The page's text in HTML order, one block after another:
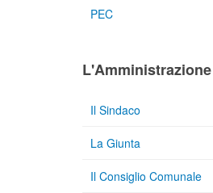
PEC
L'Amministrazione
Il Sindaco
La Giunta
Il Consiglio Comunale